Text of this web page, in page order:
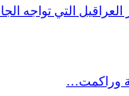
التي تواجه
وراكمت…